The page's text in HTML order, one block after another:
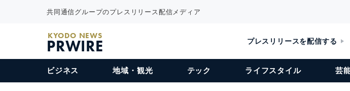
共同通信グループのプレスリリース配信メディア
KYODO NEWS
PRWIRE プレスリリースを配信する
ビジネス 地域・観光 テック ライフスタイル 芸